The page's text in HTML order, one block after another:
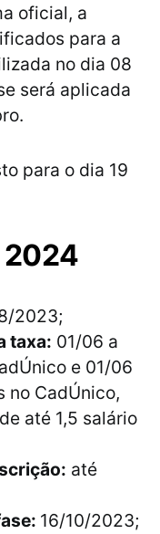
oficial, a
para a
no dia 08
será aplicada
para o dia 19
2024
2023;
taxa: 01/06 a
e 01/06
no CadÚnico,
até 1,5 salário
até
16/10/2023;